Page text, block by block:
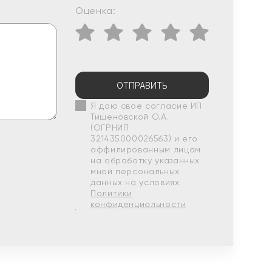
Оценка:
ОТПРАВИТЬ
Я даю свое согласие ИП
Тишеновской О.А.
(ОГРНИП
321435000026563) и его
аффилированным лицам
на обработку указанных
мной персональных
данных на условиях
Политики
конфиденциальности